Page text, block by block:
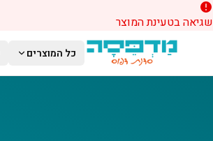
שגיאה בטעינת המוצר
דלג לתוכן הראשי
כל המוצרים